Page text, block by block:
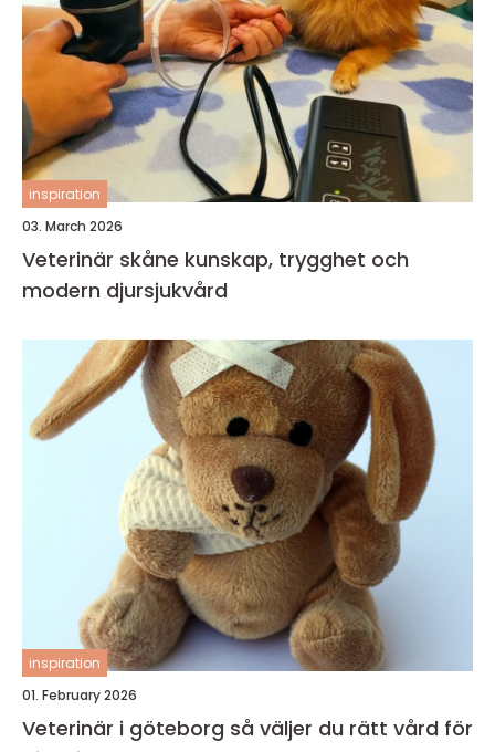
inspiration
03. March 2026
Veterinär skåne kunskap, trygghet och
modern djursjukvård
inspiration
01. February 2026
Veterinär i göteborg så väljer du rätt vård för